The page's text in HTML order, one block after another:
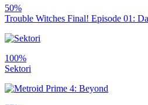
50%
Trouble Witches Final! Episode 01:
100%
Sektori